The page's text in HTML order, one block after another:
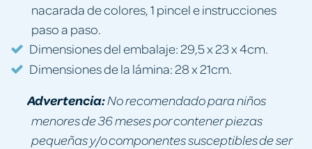
nacarada de colores, 1 pincel e instrucciones
paso a paso.
Dimensiones del embalaje: 29,5 x 23 x 4cm.
Dimensiones de la lámina: 28 x 21cm.
Advertencia:No recomendado para niños
menores de 36 meses por contener piezas
pequeñas y/o componentes susceptibles de ser